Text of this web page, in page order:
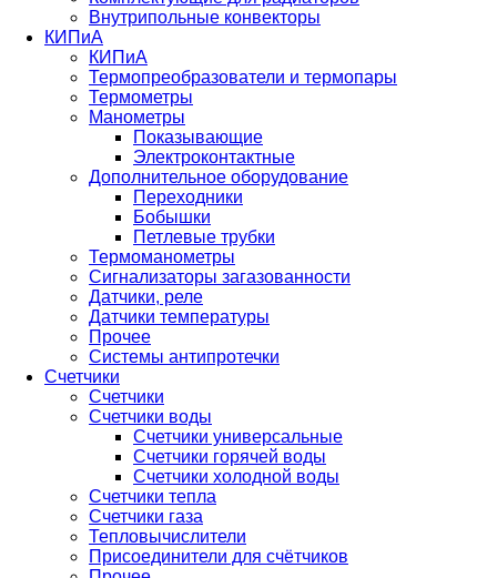
Внутрипольные конвекторы
КИПиА
КИПиА
Термопреобразователи и термопары
Термометры
Манометры
Показывающие
Электроконтактные
Дополнительное оборудование
Переходники
Бобышки
Петлевые трубки
Термоманометры
Сигнализаторы загазованности
Датчики, реле
Датчики температуры
Прочее
Системы антипротечки
Счетчики
Счетчики
Счетчики воды
Счетчики универсальные
Счетчики горячей воды
Счетчики холодной воды
Счетчики тепла
Счетчики газа
Тепловычислители
Присоединители для счётчиков